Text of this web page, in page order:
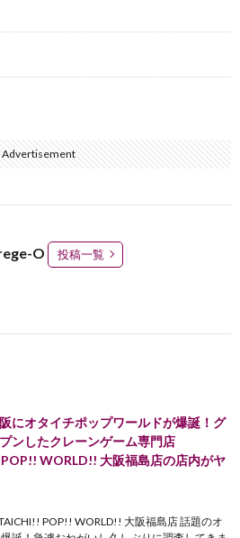
Advertisement
O 投稿一覧
阪にオタイチポップワールドが爆誕！グ
ンしたクレーンゲーム専門店
WORLD!! 大阪福島店の店内がヤ
POP!! WORLD!! 大阪福島店 話題のオ